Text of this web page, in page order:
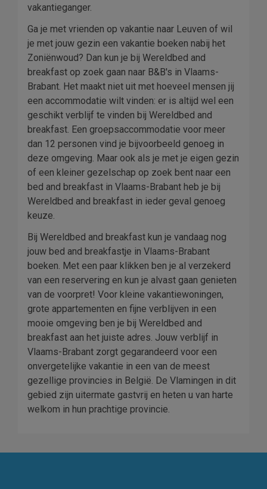
vakantieganger.
Ga je met vrienden op vakantie naar Leuven of wil
je met jouw gezin een vakantie boeken nabij het
Zoniënwoud? Dan kun je bij Wereldbed and
breakfast op zoek gaan naar B&B's in Vlaams-
Brabant. Het maakt niet uit met hoeveel mensen jij
een accommodatie wilt vinden: er is altijd wel een
geschikt verblijf te vinden bij Wereldbed and
breakfast. Een groepsaccommodatie voor meer
dan 12 personen vind je bijvoorbeeld genoeg in
deze omgeving. Maar ook als je met je eigen gezin
of een kleiner gezelschap op zoek bent naar een
bed and breakfast in Vlaams-Brabant heb je bij
Wereldbed and breakfast in ieder geval genoeg
keuze.
Bij Wereldbed and breakfast kun je vandaag nog
jouw bed and breakfastje in Vlaams-Brabant
boeken. Met een paar klikken ben je al verzekerd
van een reservering en kun je alvast gaan genieten
van de voorpret! Voor kleine vakantiewoningen,
grote appartementen en fijne verblijven in een
mooie omgeving ben je bij Wereldbed and
breakfast aan het juiste adres. Jouw verblijf in
Vlaams-Brabant zorgt gegarandeerd voor een
onvergetelijke vakantie in een van de meest
gezellige provincies in België. De Vlamingen in dit
gebied zijn uitermate gastvrij en heten u van harte
welkom in hun prachtige provincie.